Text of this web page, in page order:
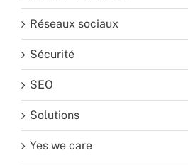
Réseaux sociaux
Sécurité
SEO
Solutions
Yes we care